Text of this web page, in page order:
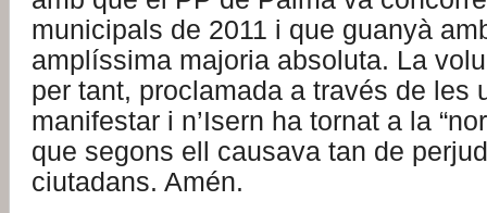
municipals de 2011 i que guanyà
amplíssima majoria absoluta. La
per tant, proclamada a través de les
manifestar i n’Isern ha tornat a la
que segons ell causava tan de
ciutadans. Amén.